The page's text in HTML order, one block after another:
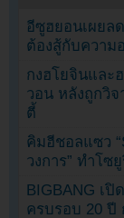
อีซูฮยอนเผยล
ต้องสู้กับความ
กงฮโยจินและ
วอน หลังถูกวิจ
ตี้
คิมฮีชอลแซว
วงการ” ทำโซ
BIGBANG เ
ครบรอบ 20 ปี